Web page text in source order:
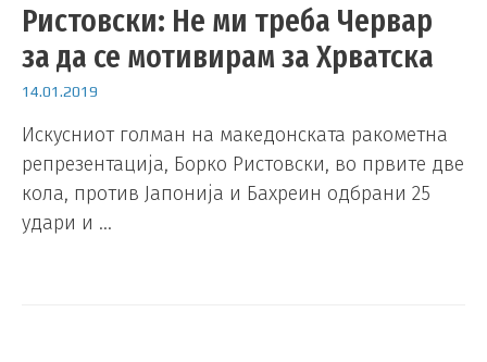
Ристовски: Не ми треба Червар
за да се мотивирам за Хрватска
14.01.2019
Искусниот голман на македонската ракометна
репрезентација, Борко Ристовски, во првите две
кола, против Јапонија и Бахреин одбрани 25
удари и …